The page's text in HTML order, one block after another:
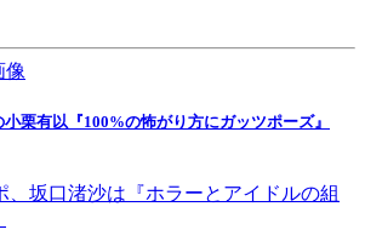
小栗有以『100%の怖がり方にガッツポーズ』
、坂口渚沙は『ホラーとアイドルの組